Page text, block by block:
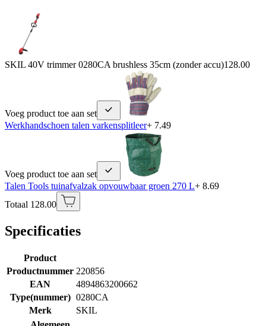
SKIL 40V trimmer 0280CA brushless 35cm (zonder accu)128.00
Voeg product toe aan set
Werkhandschoen talen varkensplitleer+ 7.49
Voeg product toe aan set
Talen Tools tuinafvalzak opvouwbaar groen 270 L+ 8.69
Totaal 128.00
Specificaties
Product
Productnummer 220856
EAN
4894863200662
Type(nummer) 0280CA
Merk
SKIL